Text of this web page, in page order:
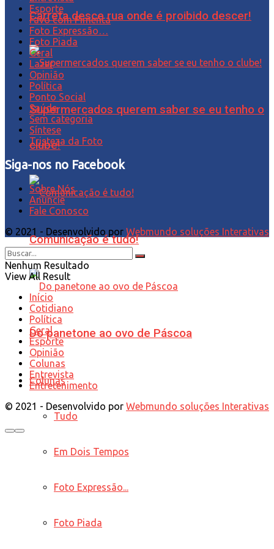
Carreta desce rua onde é proibido descer!
Supermercados querem saber se eu tenho o
clube!
Comunicação é tudo!
Do panetone ao ovo de Páscoa
Colunas
Tudo
Em Dois Tempos
Foto Expressão...
Foto Piada
Esporte
Favo com Pimenta
Foto Expressão…
Foto Piada
Geral
Lazer
Opinião
Política
Ponto Social
Saúde
Sem categoria
Síntese
Tristeza da Foto
Siga-nos no Facebook
Sobre Nós
Anuncie
Fale Conosco
© 2021 - Desenvolvido por Webmundo soluções Interativas
Nenhum Resultado
View All Result
Início
Cotidiano
Política
Geral
Esporte
Opinião
Colunas
Entrevista
Entretenimento
© 2021 - Desenvolvido por Webmundo soluções Interativas